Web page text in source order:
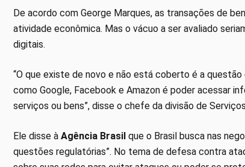
De acordo com George Marques, as transações de
atividade econômica. Mas o vácuo a ser avaliado
digitais.
“O que existe de novo e não está coberto é a
como Google, Facebook e Amazon é poder acessar
serviços ou bens”, disse o chefe da divisão de
Ele disse à Agência Brasil que o Brasil busca nas
questões regulatórias”. No tema de defesa contra